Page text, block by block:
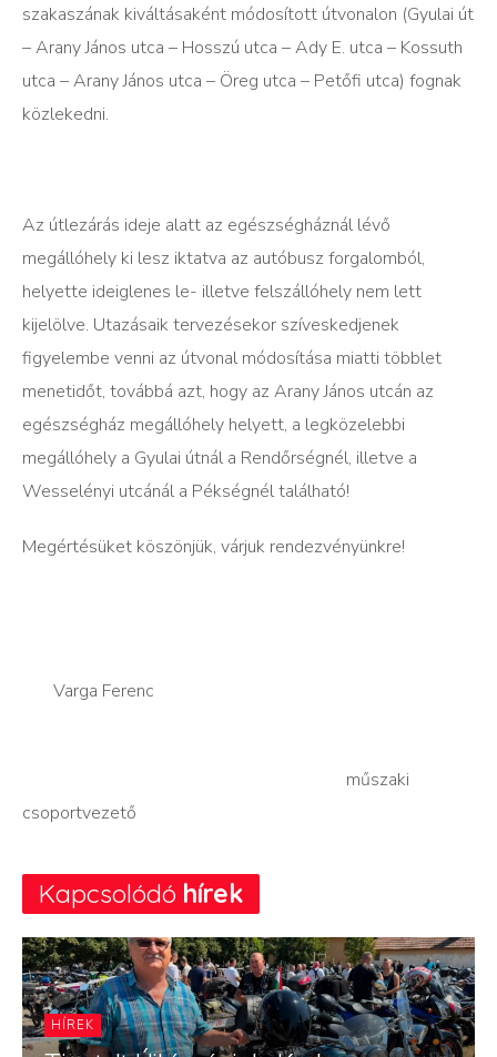
szakaszának kiváltásaként módosított útvonalon (Gyulai út
– Arany János utca – Hosszú utca – Ady E. utca – Kossuth
utca – Arany János utca – Öreg utca – Petőfi utca) fognak
közlekedni.
Az útlezárás ideje alatt az egészségháznál lévő
megállóhely ki lesz iktatva az autóbusz forgalomból,
helyette ideiglenes le- illetve felszállóhely nem lett
kijelölve. Utazásaik tervezésekor szíveskedjenek
figyelembe venni az útvonal módosítása miatti többlet
menetidőt, továbbá azt, hogy az Arany János utcán az
egészségház megállóhely helyett, a legközelebbi
megállóhely a Gyulai útnál a Rendőrségnél, illetve a
Wesselényi utcánál a Pékségnél található!
Megértésüket köszönjük, várjuk rendezvényünkre!
Varga Ferenc
műszaki
csoportvezető
Kapcsolódó hírek
HÍREK